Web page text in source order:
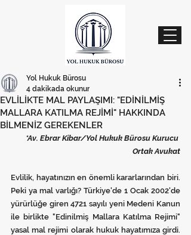
EVLİLİKTE MAL PAYLAŞIMI: "EDİNİLMİŞ
MALLARA KATILMA REJİMİ" HAKKINDA
BİLMENİZ GEREKENLER
Yol Hukuk Bürosu
4 dakikada okunur
*Av. Ebrar Kibar/Yol Hukuk Bürosu Kurucu
Ortak Avukat
Evlilik, hayatınızın en önemli kararlarından biri.
Peki ya mal varlığı? Türkiye'de 1 Ocak 2002'de
yürürlüğe giren 4721 sayılı yeni Medeni Kanun
ile birlikte "Edinilmiş Mallara Katılma Rejimi"
yasal mal rejimi olarak hukuk hayatımıza girdi.